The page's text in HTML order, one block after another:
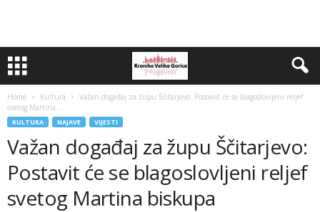
Home Kultura
Važan događaj za župu Ščitarjevo: Postavit će se blagoslovljeni reljef
svetog Martina...
KULTURA NAJAVE VIJESTI
Važan događaj za župu Ščitarjevo:
Postavit će se blagoslovljeni reljef
svetog Martina biskupa